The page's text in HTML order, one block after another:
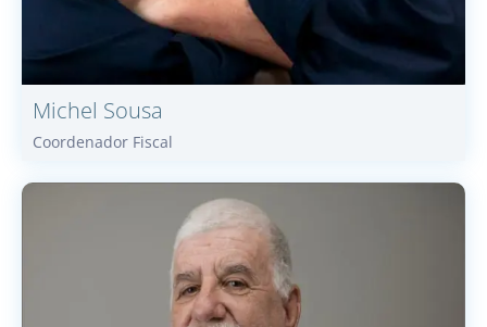
Michel Sousa
Coordenador Fiscal